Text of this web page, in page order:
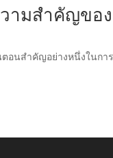
ามสําคัญของ
ตอนสําคัญอย่างหนึ่งในกา